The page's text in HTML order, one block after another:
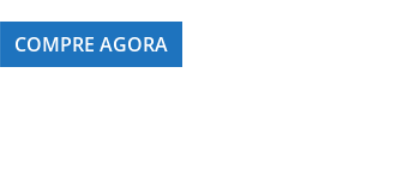
COMPRE AGORA